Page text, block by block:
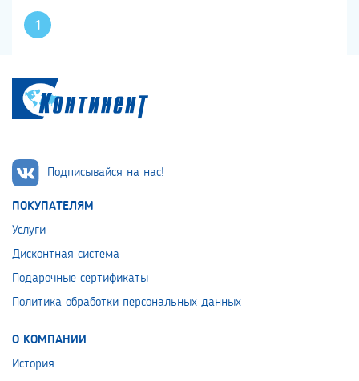
1
Подписывайся на нас!
ПОКУПАТЕЛЯМ
Услуги
Дисконтная система
Подарочные сертификаты
Политика обработки персональных данных
О КОМПАНИИ
История